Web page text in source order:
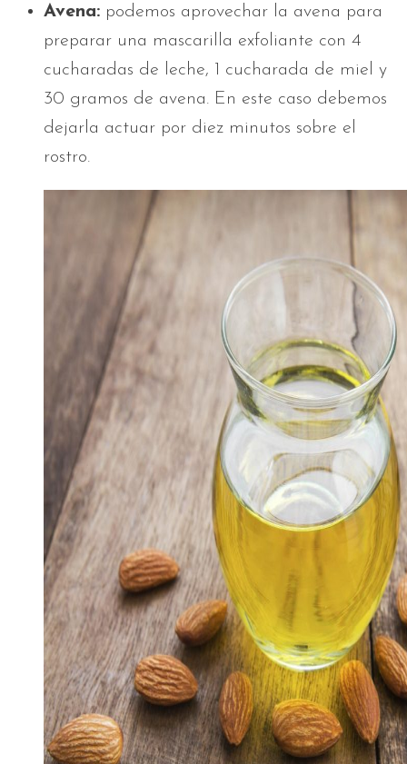
Avena: podemos aprovechar la avena para
preparar una mascarilla exfoliante con 4
cucharadas de leche, 1 cucharada de miel y
30 gramos de avena. En este caso debemos
dejarla actuar por diez minutos sobre el
rostro.